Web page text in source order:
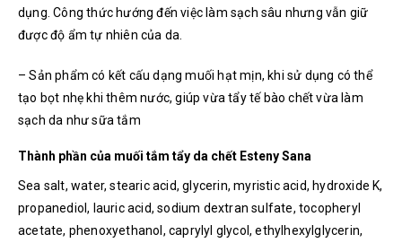
dụng. Công thức hướng đến việc làm sạch sâu nhưng vẫn giữ
được độ ẩm tự nhiên của da.
– Sản phẩm có kết cấu dạng muối hạt mịn, khi sử dụng có thể
tạo bọt nhẹ khi thêm nước, giúp vừa tẩy tế bào chết vừa làm
sạch da như sữa tắm
Thành phần của muối tắm tẩy da chết Esteny Sana
Sea salt, water, stearic acid, glycerin, myristic acid, hydroxide K,
propanediol, lauric acid, sodium dextran sulfate, tocopheryl
acetate, phenoxyethanol, caprylyl glycol, ethylhexylglycerin,